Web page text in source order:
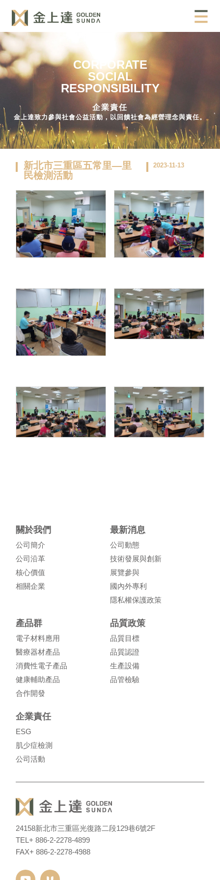
CORPORATE
SOCIAL
RESPONSIBILITY
企業責任
金上達致力參與社會公益活動，以回饋社會為經營理念與責任。
新北市三重區五常里—里
民檢測活動
2023-11-13
關於我們
公司簡介
公司沿革
核心價值
相關企業
最新消息
公司動態
技術發展與創新
展覽參與
國內外專利
隱私權保護政策
產品群
電子材料應用
醫療器材產品
消費性電子產品
健康輔助產品
合作開發
品質政策
品質目標
品質認證
生產設備
品管檢驗
企業責任
ESG
肌少症檢測
公司活動
24158新北市三重區光復路二段129巷6號2F
TEL + 886-2-2278-4899
FAX+ 886-2-2278-4988